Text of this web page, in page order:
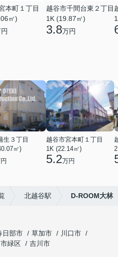
本町１丁目
㎡)
越谷市千間台東２丁目
1K (19.87㎡)
3.8万円
生３丁目
㎡)
越谷市宮本町１丁目
1K (22.14㎡)
5.2万円
北越谷駅 D-ROOM大林
日部市 草加市
川口市
緑区
吉川市